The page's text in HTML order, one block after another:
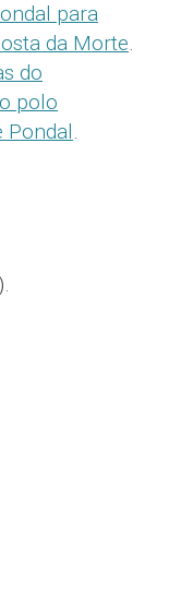
para
da Morte.
do
polo
Pondal.